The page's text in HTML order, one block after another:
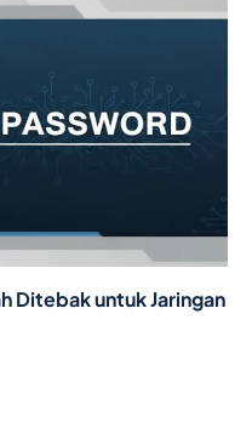
Ditebak untuk Jaringan